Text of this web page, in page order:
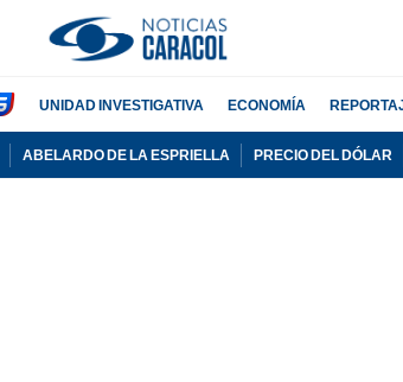
UNIDAD INVESTIGATIVA ECONOMÍA
ABELARDO DE LA ESPRIELLA PRECIO DEL DÓLAR